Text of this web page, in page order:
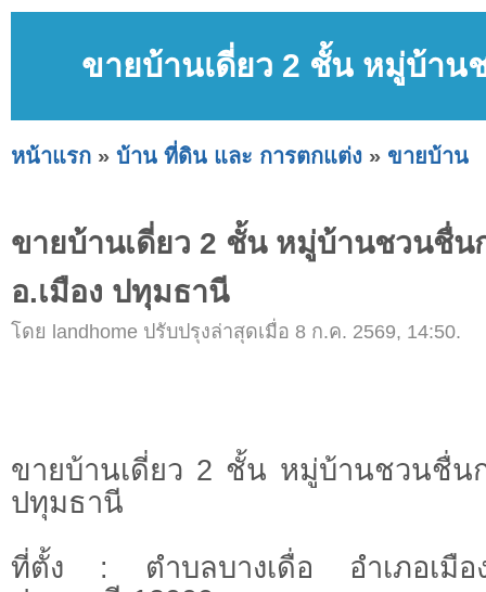
ขายบ้านเดี่ยว 2 ชั้น หมู่บ้าน
หน้าแรก » บ้าน ที่ดิน และ การตกแต่ง » ขายบ้าน
ขายบ้านเดี่ยว 2 ชั้น หมู่บ้านชวนชื่น
อ.เมือง ปทุมธานี
โดย landhome ปรับปรุงล่าสุดเมื่อ 8 ก.ค. 2569, 14:50.
ขายบ้านเดี่ยว 2 ชั้น หมู่บ้านชวนชื่นก
ปทุมธานี
ที่ตั้ง : ตำบลบางเดื่อ อำเภอเมื